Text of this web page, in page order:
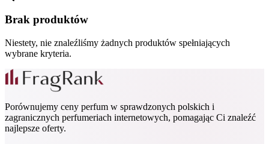
Brak produktów
Niestety, nie znaleźliśmy żadnych produktów spełniających
wybrane kryteria.
Porównujemy ceny perfum w sprawdzonych polskich i
zagranicznych perfumeriach internetowych, pomagając Ci znaleźć
najlepsze oferty.